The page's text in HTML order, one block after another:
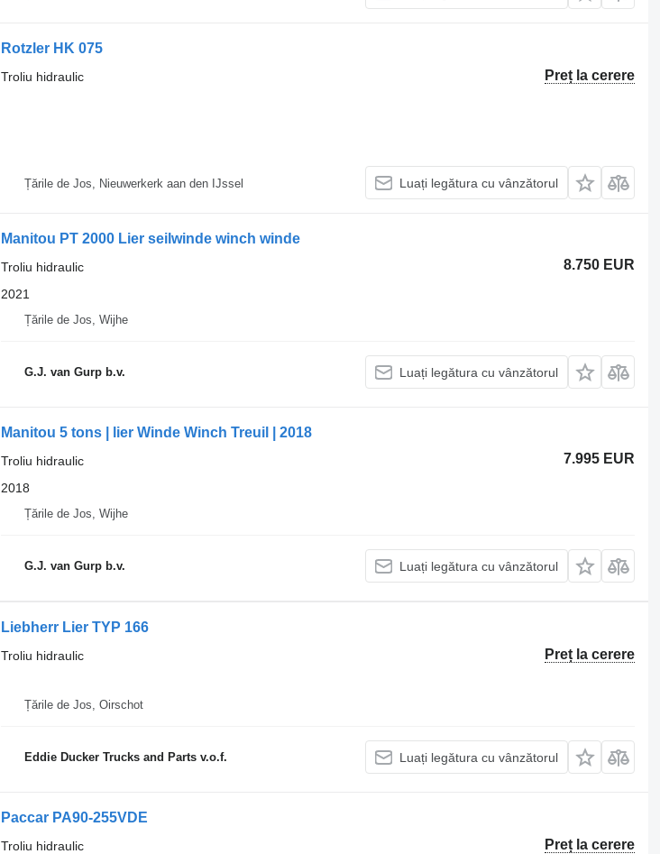
Rotzler HK 075
Preț la cerere
Troliu hidraulic
Țările de Jos, Nieuwerkerk aan den IJssel Luați legătura cu vânzătorul
Manitou PT 2000 Lier seilwinde winch winde
8.750 EUR
Troliu hidraulic
2021
Țările de Jos, Wijhe
G.J. van Gurp b.v. Luați legătura cu vânzătorul
Manitou 5 tons | lier Winde Winch Treuil | 2018
7.995 EUR
Troliu hidraulic
2018
Țările de Jos, Wijhe
G.J. van Gurp b.v. Luați legătura cu vânzătorul
Liebherr Lier TYP 166
Preț la cerere
Troliu hidraulic
Țările de Jos, Oirschot
Eddie Ducker Trucks and Parts v.o.f. Luați legătura cu vânzătorul
Paccar PA90-255VDE
Preț la cerere
Troliu hidraulic